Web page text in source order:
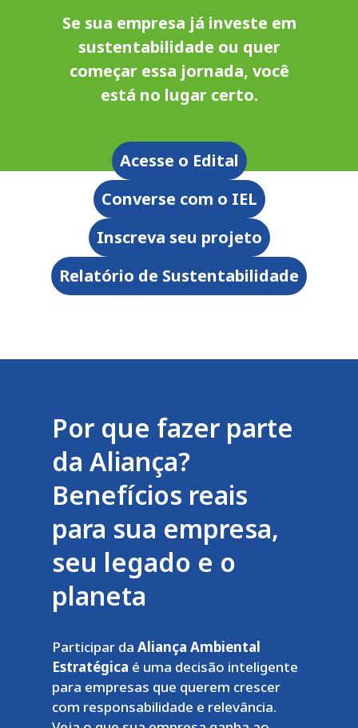
Se sua empresa já investe em
sustentabilidade ou quer
começar essa jornada, você
está no lugar certo.
Acesse o Edital
Converse com o IEL
Inscreva seu projeto
Relatório de Sustentabilidade
Por que fazer parte
da Aliança?
Benefícios reais
para sua empresa,
seu legado e o
planeta
Participar da Aliança Ambiental
Estratégica é uma decisão inteligente
para empresas que querem crescer
com responsabilidade e relevância.